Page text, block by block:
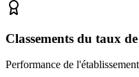
Classements du taux
Performance de